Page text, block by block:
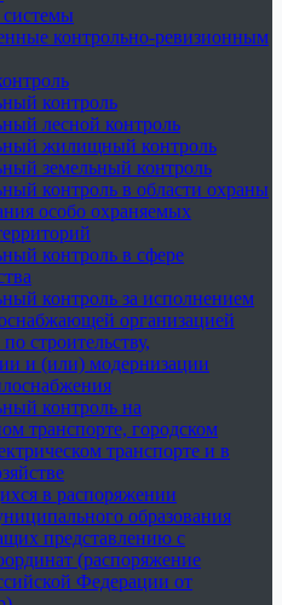
контрольно-ревизионным
контроль
лесной контроль
жилищный контроль
земельный контроль
контроль в области охраны
особо охраняемых
контроль в сфере
контроль за исполнением
организацией
по строительству,
и (или) модернизации
контроль на
транспорте, городском
транспорте и в
в распоряжении
образования
представлению с
(распоряжение
Федерации от